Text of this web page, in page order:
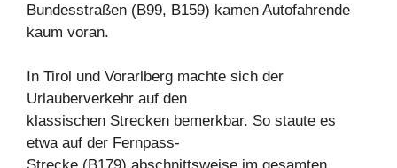
Bundesstraßen (B99, B159) kamen Autofahrende
kaum voran.
In Tirol und Vorarlberg machte sich der
Urlauberverkehr auf den
klassischen Strecken bemerkbar. So staute es
etwa auf der Fernpass-